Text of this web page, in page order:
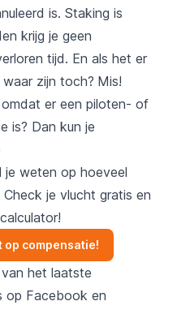
is. Staking is
krijg je geen
tijd. En als het er
zijn toch? Mis!
er een piloten- of
is? Dan kun je
je weten op hoeveel
je vlucht gratis en
compensatie!
het laatste
op Facebook en